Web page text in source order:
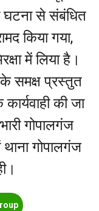
घटना से संबंधित
किया गया,
में लिया है।
के समक्ष प्रस्तुत
की जा
गोपालगंज
थाना गोपालगंज